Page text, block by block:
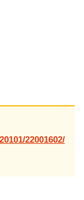
22001602/